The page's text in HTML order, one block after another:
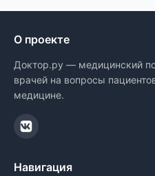
О проекте
Доктор.ру — медицинский
врачей на вопросы
медицине.
Навигация